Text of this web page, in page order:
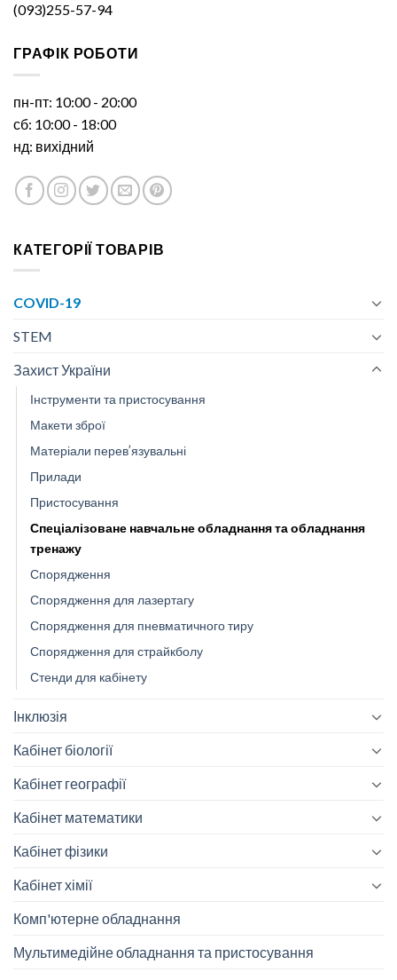
(093)255-57-94
ГРАФІК РОБОТИ
пн-пт: 10:00 - 20:00
сб: 10:00 - 18:00
нд: вихідний
КАТЕГОРІЇ ТОВАРІВ
COVID-19
STEM
Захист України
Інструменти та пристосування
Макети зброї
Матеріали перев’язувальні
Прилади
Пристосування
Спеціалізоване навчальне обладнання та обладнання
тренажу
Спорядження
Спорядження для лазертагу
Спорядження для пневматичного тиру
Спорядження для страйкболу
Стенди для кабінету
Інклюзія
Кабінет біології
Кабінет географії
Кабінет математики
Кабінет фізики
Кабінет хімії
Комп'ютерне обладнання
Мультимедійне обладнання та пристосування